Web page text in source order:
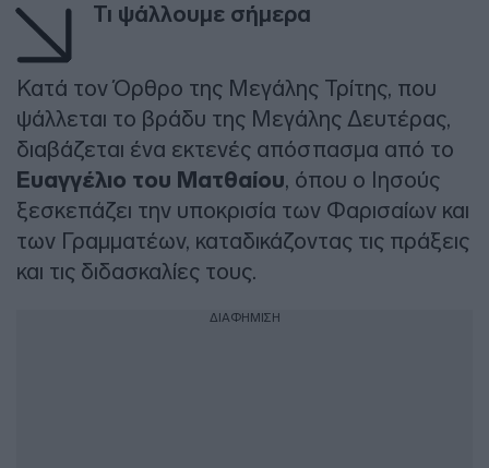
Τι ψάλλουμε σήμερα
Κατά τον Όρθρο της Μεγάλης Τρίτης, που
ψάλλεται το βράδυ της Μεγάλης Δευτέρας,
διαβάζεται ένα εκτενές απόσπασμα από το
Ευαγγέλιο του Ματθαίου, όπου ο Ιησούς
ξεσκεπάζει την υποκρισία των Φαρισαίων και
των Γραμματέων, καταδικάζοντας τις πράξεις
και τις διδασκαλίες τους.
ΔΙΑΦΗΜΙΣΗ